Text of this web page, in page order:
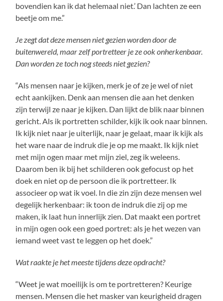
bovendien kan ik dat helemaal niet.’ Dan lachten ze een
beetje om me.”
Je zegt dat deze mensen niet gezien worden door de
buitenwereld, maar zelf portretteer je ze ook onherkenbaar.
Dan worden ze toch nog steeds niet gezien?
“Als mensen naar je kijken, merk je of ze je wel of niet
echt aankijken. Denk aan mensen die aan het denken
zijn terwijl ze naar je kijken. Dan lijkt de blik naar binnen
gericht. Als ik portretten schilder, kijk ik ook naar binnen.
Ik kijk niet naar je uiterlijk, naar je gelaat, maar ik kijk als
het ware naar de indruk die je op me maakt. Ik kijk niet
met mijn ogen maar met mijn ziel, zeg ik weleens.
Daarom ben ik bij het schilderen ook gefocust op het
doek en niet op de persoon die ik portretteer. Ik
associeer op wat ik voel. In die zin zijn deze mensen wel
degelijk herkenbaar: ik toon de indruk die zij op me
maken, ik laat hun innerlijk zien. Dat maakt een portret
in mijn ogen ook een goed portret: als je het wezen van
iemand weet vast te leggen op het doek.”
Wat raakte je het meeste tijdens deze opdracht?
“Weet je wat moeilijk is om te portretteren? Keurige
mensen. Mensen die het masker van keurigheid dragen